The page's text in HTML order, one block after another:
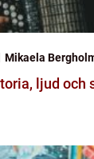
Mikaela
ljud och